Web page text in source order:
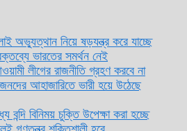
অভ্যুত্থান নিয়ে ষড়যন্ত্র করে যাচ্ছে
ভারতের সমর্থন নেই
লীগের রাজনীতি গ্রহণ করবে না
আহাজারিতে ভারী হয়ে উঠেছে
বন্দি বিনিময় চুক্তি উপেক্ষা করা হচ্ছে